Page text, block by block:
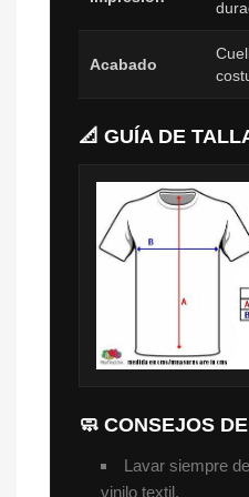
Acabado
📐 GUÍA DE
🧼 CONSEJOS
Lavar siempre
vinilo textil.